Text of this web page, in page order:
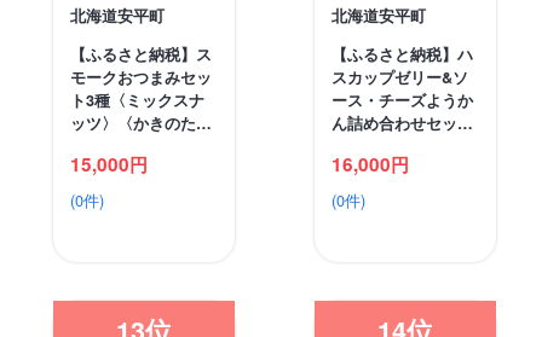
北海道安平町
【ふるさと納税】ス
モークおつまみセッ
ト3種〈ミックスナ
ッツ〉〈かきのた…
15,000円
(0件)
北海道安平町
【ふるさと納税】ハ
スカップゼリー&ソ
ース・チーズようか
ん詰め合わせセッ…
16,000円
(0件)